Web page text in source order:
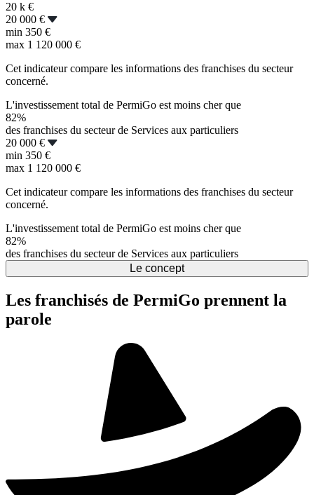
20 k €
20 000 €
min 350 €
max 1 120 000 €
Cet indicateur compare les informations des franchises du secteur
concerné.
L'investissement total de PermiGo est moins cher que
82%
des franchises du secteur de Services aux particuliers
20 000 €
min 350 €
max 1 120 000 €
Cet indicateur compare les informations des franchises du secteur
concerné.
L'investissement total de PermiGo est moins cher que
82%
des franchises du secteur de Services aux particuliers
Le concept
Les franchisés de PermiGo prennent la
parole